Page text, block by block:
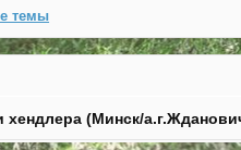
темы
хендлера (Минск/